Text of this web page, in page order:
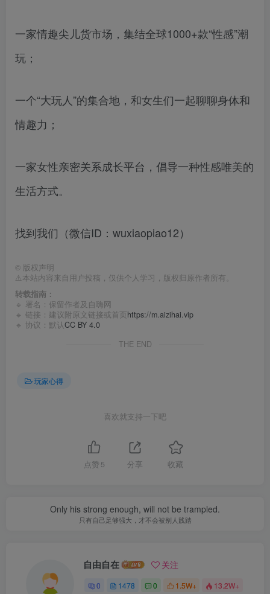
一家情趣尖儿货市场，集结全球1000+款“性感”潮
玩；
一个“大玩人”的集合地，和女生们一起聊聊身体和
情趣力；
一家女性亲密关系成长平台，倡导一种性感唯美的
生活方式。
找到我们（微信ID：wuxiaopiao12）
© 版权声明
⚠️本站内容来自用户投稿，仅供个人学习，版权归原作者所有。
转载指南：
🔹 署名：保留作者及 自嗨网
🔹 链接：建议附原文链接或首页https://m.aizihai.vip
🔹 协议：默认CC BY 4.0
THE END
玩家心得
喜欢就支持一下吧
点赞 5 分享 收藏
Only his strong enough, will not be trampled.
只有自己足够强大，才不会被别人践踏
自由自在 关注
0 1478 0 1.5W+ 13.2W+